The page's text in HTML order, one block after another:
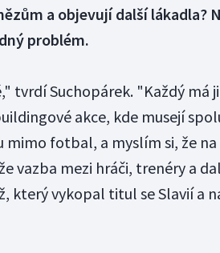
a objevují další lákadla?
problém.
tvrdí Suchopárek. "Každý má
akce, kde musejí
mimo fotbal, a myslím si, že
vazba mezi hráči, trenéry a
který vykopal titul se Slavií a